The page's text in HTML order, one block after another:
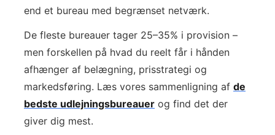
end et bureau med begrænset netværk.
De fleste bureauer tager 25–35% i provision –
men forskellen på hvad du reelt får i hånden
afhænger af belægning, prisstrategi og
markedsføring. Læs vores sammenligning af de
bedste udlejningsbureauer og find det der
giver dig mest.